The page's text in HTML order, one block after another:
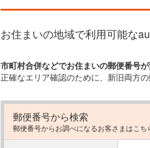
お住まいの地域で利用可能な
市町村合併などでお住まいの郵便番号
正確なエリア確認のために、新旧両方
郵便番号から検索
郵便番号からお調べになるお客さまはこち